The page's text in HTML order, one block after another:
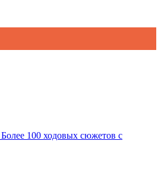
100 ходовых сюжетов с